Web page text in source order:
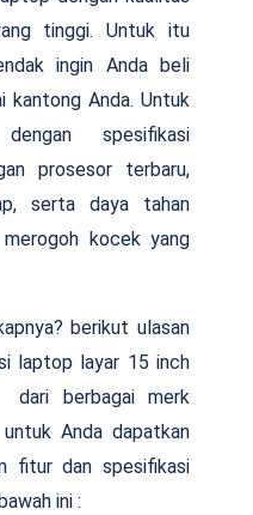
tinggi. Untuk itu
ingin Anda beli
kantong Anda. Untuk
spesifikasi
prosesor terbaru,
serta daya tahan
kocek yang
berikut ulasan
laptop layar 15 inch
dari berbagai merk
Anda dapatkan
fitur dan spesifikasi
ini :